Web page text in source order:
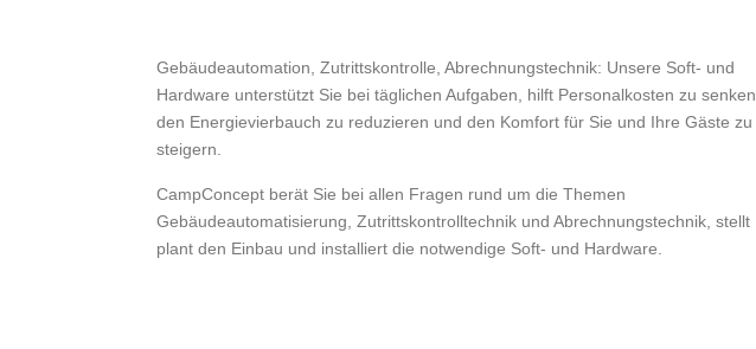
Gebäudeautomation, Zutrittskontrolle, Abrechnungstechnik: Unsere Soft- und
Hardware unterstützt Sie bei täglichen Aufgaben, hilft Personalkosten zu senken,
den Energievierbauch zu reduzieren und den Komfort für Sie und Ihre Gäste zu
steigern.
CampConcept berät Sie bei allen Fragen rund um die Themen
Gebäudeautomatisierung, Zutrittskontrolltechnik und Abrechnungstechnik, stellt
plant den Einbau und installiert die notwendige Soft- und Hardware.